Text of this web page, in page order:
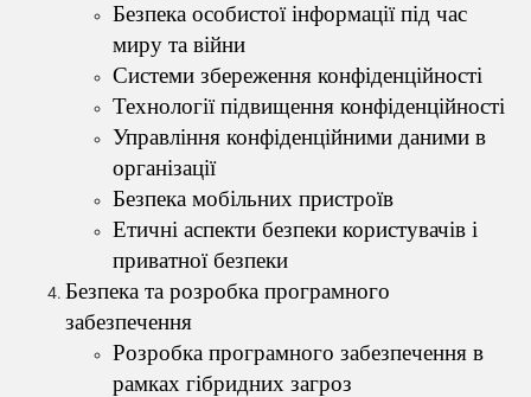
Безпека особистої інформації під час
миру та війни
Системи збереження конфіденційності
Технології підвищення конфіденційності
Управління конфіденційними даними в
організації
Безпека мобільних пристроїв
Етичні аспекти безпеки користувачів і
приватної безпеки
Безпека та розробка програмного
забезпечення
Розробка програмного забезпечення в
рамках гібридних загроз